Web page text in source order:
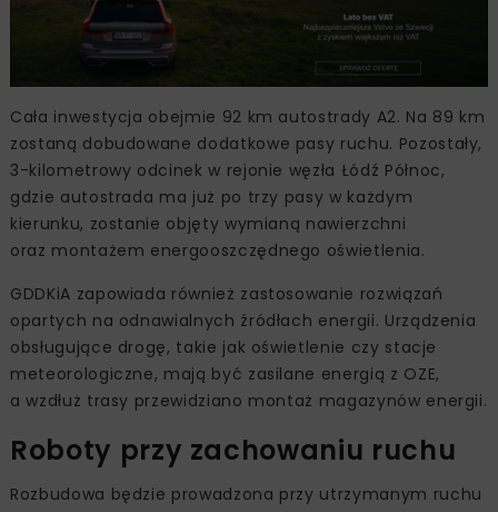
Cała inwestycja obejmie 92 km autostrady A2. Na 89 km
zostaną dobudowane dodatkowe pasy ruchu. Pozostały,
3-kilometrowy odcinek w rejonie węzła Łódź Północ,
gdzie autostrada ma już po trzy pasy w każdym
kierunku, zostanie objęty wymianą nawierzchni
oraz montażem energooszczędnego oświetlenia.
GDDKiA zapowiada również zastosowanie rozwiązań
opartych na odnawialnych źródłach energii. Urządzenia
obsługujące drogę, takie jak oświetlenie czy stacje
meteorologiczne, mają być zasilane energią z OZE,
a wzdłuż trasy przewidziano montaż magazynów energii.
Roboty przy zachowaniu ruchu
Rozbudowa będzie prowadzona przy utrzymanym ruchu